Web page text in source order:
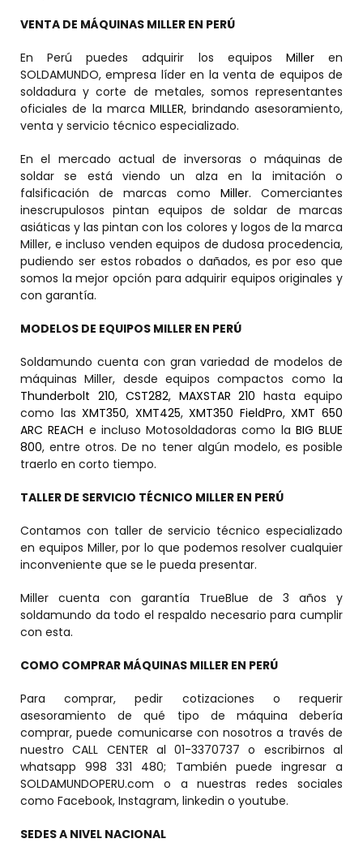
VENTA DE MÁQUINAS MILLER EN PERÚ
En Perú puedes adquirir los equipos Milleren
SOLDAMUNDO, empresa líder en la venta de equipos de
soldadura y corte de metales, somos representantes
oficiales de la marcaMILLER, brindando asesoramiento,
venta y servicio técnico especializado.
En el mercado actual de inversoras o máquinas de
soldar se está viendo un alza en la imitación o
falsificación de marcas como Miller. Comerciantes
inescrupulosos pintan equipos de soldar de marcas
asiáticas y las pintan con los colores y logos de la marca
Miller, e incluso venden equipos de dudosa procedencia,
pudiendo ser estos robados o dañados, es por eso que
somos la mejor opción para adquirir equipos originales y
con garantía.
MODELOS DE EQUIPOS MILLER EN PERÚ
Soldamundo cuenta con gran variedad de modelos de
máquinas Miller, desde equipos compactos como la
Thunderbolt 210, CST282, MAXSTAR 210 hasta equipo
como lasXMT350, XMT425,XMT350 FieldPro,XMT 650
ARC REACH e incluso Motosoldadoras como la BIG BLUE
800, entre otros. De no tener algún modelo, es posible
traerlo en corto tiempo.
TALLER DE SERVICIO TÉCNICO MILLER EN PERÚ
Contamos con taller de servicio técnico especializado
en equipos Miller, por lo que podemos resolver cualquier
inconveniente que se le pueda presentar.
Miller cuenta con garantía TrueBlue de 3 años y
soldamundo da todo el respaldo necesario para cumplir
con esta.
COMO COMPRAR MÁQUINAS MILLER EN PERÚ
Para comprar, pedir cotizaciones o requerir
asesoramiento de qué tipo de máquina debería
comprar, puede comunicarse con nosotros a través de
nuestro CALL CENTER al 01-3370737 o escribirnos al
whatsapp 998 331 480; También puede ingresar a
SOLDAMUNDOPERU.com o a nuestras redes sociales
como Facebook, Instagram, linkedin o youtube.
SEDES A NIVEL NACIONAL